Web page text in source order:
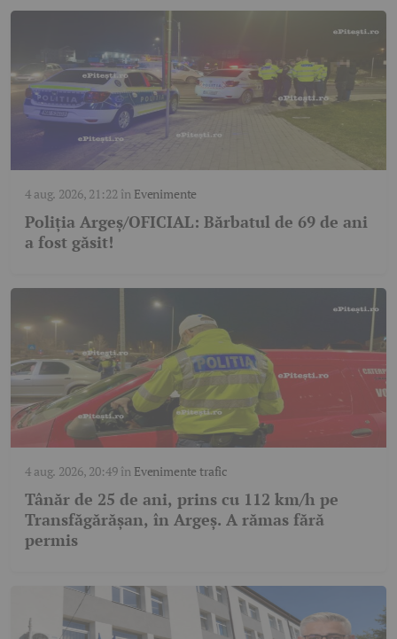
4 aug. 2026, 21:22 în Evenimente
Poliția Argeș/OFICIAL: Bărbatul de 69 de ani
a fost găsit!
4 aug. 2026, 20:49în Evenimente trafic
Tânăr de 25 de ani, prins cu 112 km/h pe
Transfăgărășan, în Argeș. A rămas fără
permis